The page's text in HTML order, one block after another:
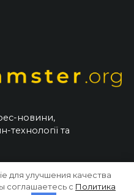
новини,
та
для улучшения качества
соглашаетесь с Политика